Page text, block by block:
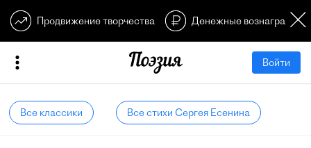
Продвижение творчества Денежные
Войти
Все классики Все стихи Сергея Есенина